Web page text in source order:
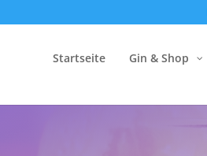
Startseite Gin & Shop